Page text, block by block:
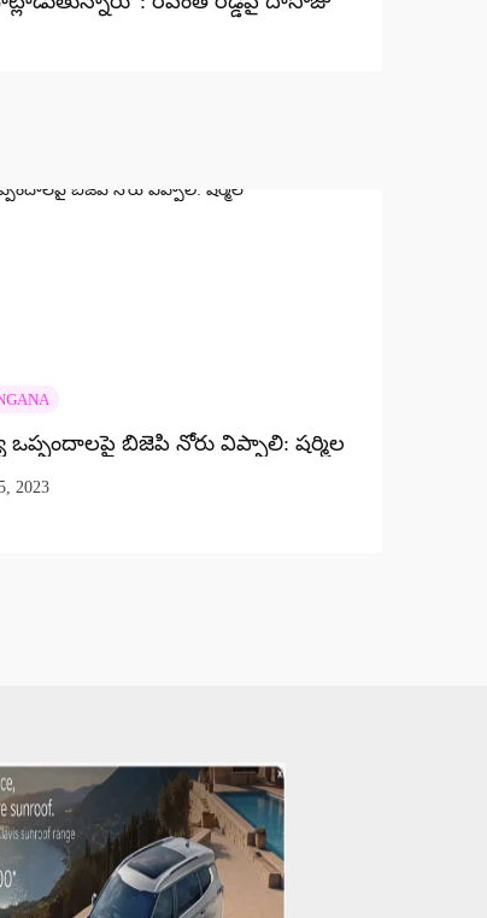
ఒప్పందాలపై బిజెపి నోరు విప్పాలి: షర్మిల
2023